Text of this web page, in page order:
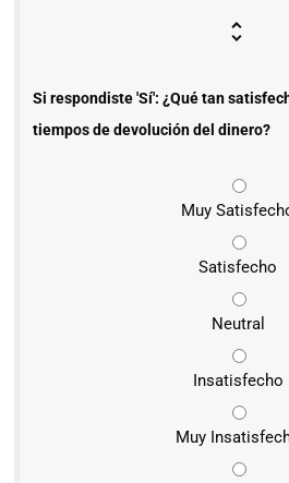
Si respondiste 'Sí': ¿Qué tan
tiempos de devolución del dinero?
Muy
Satisfecho
Neutral
Insatisfecho
Muy